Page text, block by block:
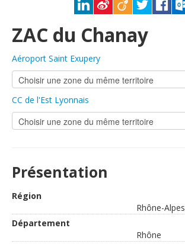
ZAC du Chanay
Aéroport Saint Exupery
CC de l'Est Lyonnais
Présentation
Région
Rhône-Alpes
Département
Rhône